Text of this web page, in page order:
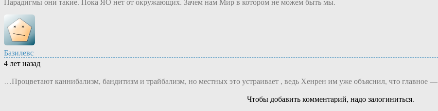
Базилевс
4 лет назад
…Процветают каннибализм, бандитизм и трайбализм, но местных это устраивает , ведь Хенрен им уже объяснил, что главное —
Чтобы добавить комментарий, надо залогиниться.